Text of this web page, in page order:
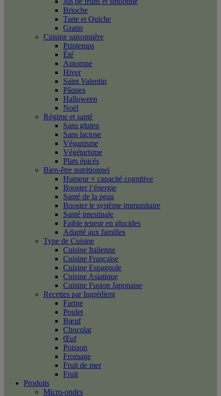
Brioche
Tarte et Quiche
Gratin
Cuisine saisonnière
Printemps
Été
Automne
Hiver
Saint Valentin
Pâques
Halloween
Noël
Régime et santé
Sans gluten
Sans lactose
Véganisme
Végétarisme
Plats épicés
Bien-être nutritionnel
Humeur + capacité cognitive
Booster l’énergie
Santé de la peau
Booster le système immunitaire
Santé intestinale
Faible teneur en glucides
Adapté aux familles
Type de Cuisine
Cuisine Italienne
Cuisine Française
Cuisine Espagnole
Cuisine Asiatique
Cuisine Fusion Japonaise
Recettes par Ingrédient
Farine
Poulet
Bœuf
Chocolat
Œuf
Poisson
Fromage
Fruit de mer
Fruit
Produits
Micro-ondes